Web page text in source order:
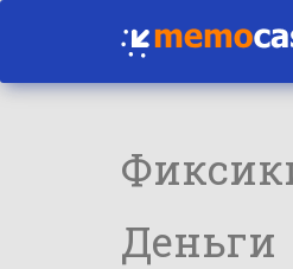
Деньги